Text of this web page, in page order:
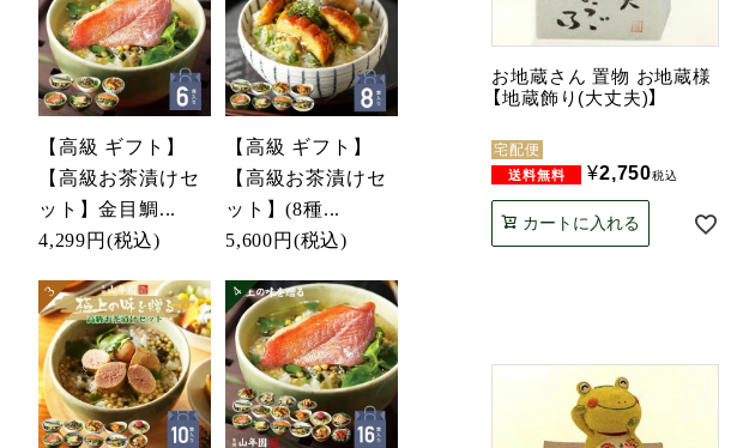
【高級 ギフト】
【高級お茶漬けセ
ット】金目鯛...
4,299円 (税込)
【高級 ギフト】
【高級お茶漬けセ
ット】(8種...
5,600円 (税込)
お地蔵さん 置物 お地蔵様
【地蔵飾り(大丈夫)】
宅配便
¥2,750税込
カートに入れる